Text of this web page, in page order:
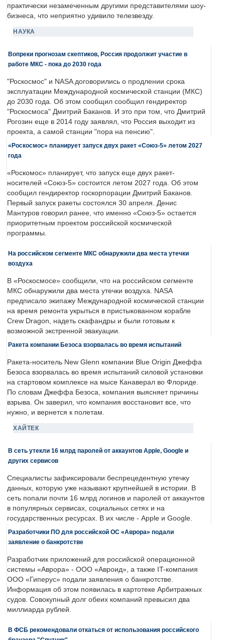
практически незамеченным другими представителями шоу-
бизнеса, что неприятно удивило телезвезду.
НАУКА
Вопреки прогнозам скептиков, Россия продолжит участие в
работе МКС - пока до 2030 года
"Роскосмос" и NASA договорились о продлении срока
эксплуатации Международной космической станции (МКС)
до 2030 года. Об этом сообщил сообщил гендиректор
"Роскосмоса" Дмитрий Баканов. И это при том, что Дмитрий
Рогозин еще в 2014 году заявлял, что Россия выходит из
проекта, а самой станции "пора на пенсию".
«Роскосмос» планирует запуск двух ракет «Союз-5» летом 2027
года
«Роскомос» планирует, что запуск еще двух ракет-
носителей «Союз-5» состоится летом 2027 года. Об этом
сообщил гендиректор госкорпорации Дмитрий Баканов.
Первый запуск ракеты состоялся 30 апреля. Денис
Мантуров говорил ранее, что именно «Союз-5» остается
приоритетным проектом российской космической
программы.
На российском сегменте МКС обнаружили два места утечки
воздуха
В «Роскосмосе» сообщили, что на российском сегменте
МКС обнаружили два места утечки воздуха. NASA
предписало экипажу Международной космической станции
на время ремонта укрыться в пристыкованном корабле
Crew Dragon, надеть скафандры и были готовым к
возможной экстренной эвакуации.
Ракета компании Безоса взорвалась во время испытаний
Ракета-носитель New Glenn компании Blue Origin Джеффа
Безоса взорвалась во время испытаний силовой установки
на стартовом комплексе на мысе Канаверал во Флориде.
По словам Джеффа Безоса, компания выясняет причины
взрыва. Он заверил, что компания восстановит все, что
нужно, и вернется к полетам.
ХАЙТЕК
В сеть утекли 16 млрд паролей от аккаунтов Apple, Google и
других сервисов
Специалисты зафиксировали беспрецедентную утечку
данных, которую уже называют крупнейшей в истории. В
сеть попали почти 16 млрд логинов и паролей от аккаунтов
в популярных сервисах, социальных сетях и на
государственных ресурсах. В их числе - Apple и Google.
Разработчики ПО для российской ОС «Аврора» подали
заявление о банкротстве
Разработчик приложений для российской операционной
системы «Аврора» - ООО «Авроид», а также IT-компания
ООО «Гиперус» подали заявления о банкротстве.
Информация об этом появилась в картотеке Арбитражных
судов. Совокупный долг обеих компаний превысил два
миллиарда рублей.
В ФСБ рекомендовали откаться от использования российского